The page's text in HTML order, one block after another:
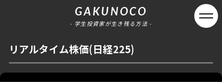
GAKUNOCO
- 学生投資家が生き残る方法 -
リアルタイム株価(日経225)